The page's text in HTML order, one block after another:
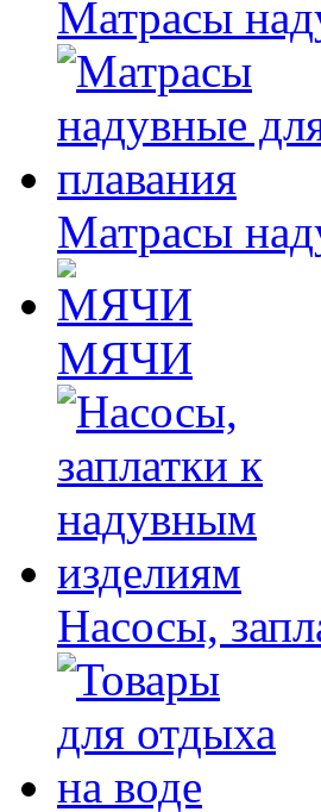
Матрасы
Матрасы
МЯЧИ
Насосы,